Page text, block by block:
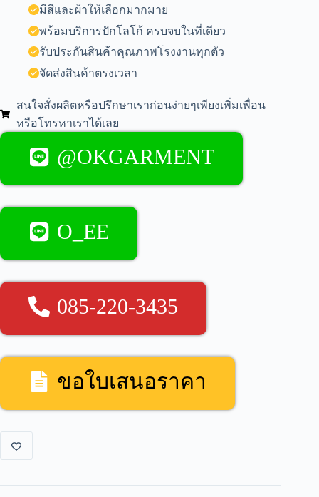
มีสีและผ้าให้เลือกมากมาย
พร้อมบริการปักโลโก้ ครบจบในที่เดียว
รับประกันสินค้าคุณภาพโรงงานทุกตัว
จัดส่งสินค้าตรงเวลา
สนใจสั่งผลิตหรือปรึกษาเราก่อนง่ายๆเพียงเพิ่มเพื่อน
หรือโทรหาเราได้เลย
@OKGARMENT
O_EE
085-220-3435
ขอใบเสนอราคา